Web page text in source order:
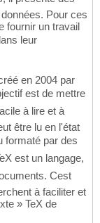
Pour ces
fournir un travail
leur
en 2004 par
est de mettre
à lire et à
être lu en l'état
formaté par des
est un langage,
Cest
à faciliter et
» TeX de